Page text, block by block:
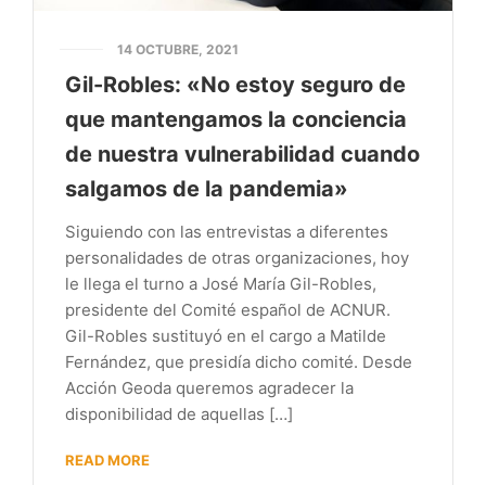
14 OCTUBRE, 2021
Gil-Robles: «No estoy seguro de
que mantengamos la conciencia
de nuestra vulnerabilidad cuando
salgamos de la pandemia»
Siguiendo con las entrevistas a diferentes
personalidades de otras organizaciones, hoy
le llega el turno a José María Gil-Robles,
presidente del Comité español de ACNUR.
Gil-Robles sustituyó en el cargo a Matilde
Fernández, que presidía dicho comité. Desde
Acción Geoda queremos agradecer la
disponibilidad de aquellas […]
READ MORE